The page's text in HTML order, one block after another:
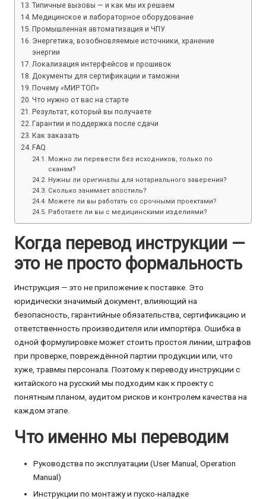
Типичные вызовы — и как мы их решаем
Медицинское и лабораторное оборудование
Промышленная автоматизация и ЧПУ
Энергетика, возобновляемые источники, хранение
энергии
Локализация интерфейсов и прошивок
Документы для сертификации и таможни
Почему «МИР ТОП»
Что нужно от вас на старте
Результат, который вы получаете
Гарантии и поддержка после сдачи
Как заказать
FAQ
Можно ли перевести без исходников, только по
сканам?
Нужны ли оригиналы для нотариального заверения?
Сколько занимает апостиль?
Можете ли вы работать со срочными проектами?
Работаете ли вы с медицинскими изделиями?
Когда перевод инструкции —
это не просто формальность
Инструкция — это не приложение к поставке. Это
юридически значимый документ, влияющий на
безопасность, гарантийные обязательства, сертификацию и
ответственность производителя или импортёра. Ошибка в
одной формулировке может стоить простоя линии, штрафов
при проверке, повреждённой партии продукции или, что
хуже, травмы персонала. Поэтому к переводу инструкции с
китайского на русский мы подходим как к проекту с
понятным планом, аудитом рисков и контролем качества на
каждом этапе.
Что именно мы переводим
Руководства по эксплуатации (User Manual, Operation
Manual)
Инструкции по монтажу и пуско-наладке